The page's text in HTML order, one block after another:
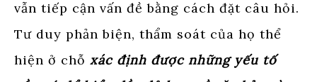
vẫn tiếp cận vấn đề bằng cách đặt câu hỏi.
Tư duy phản biện, thẩm soát của họ thể
hiện ở chỗ xác định được những yếu tố